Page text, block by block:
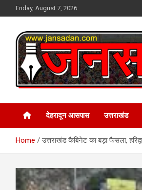
to
Friday, August 7, 2026
Jan Sadan
देहरादून आसपास उत्तराखंड
Home उत्तराखंड कैबिनेट का बड़ा फैसला,